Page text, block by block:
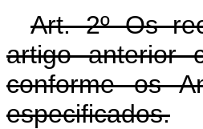
Art. 2º Os
artigo anterior
conforme os
especificados.